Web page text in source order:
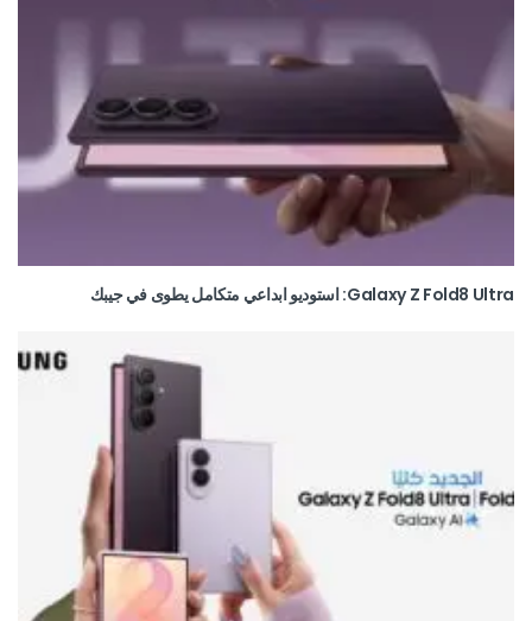
Galaxy Z Fold8 Ultra: استوديو ابداعي متكامل يطوى في جيبك